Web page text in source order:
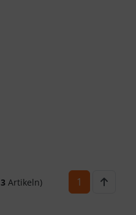
3Artikeln) 1